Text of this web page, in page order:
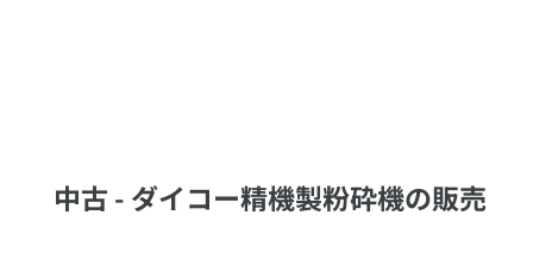
中古 - ダイコー精機製粉砕機の販売